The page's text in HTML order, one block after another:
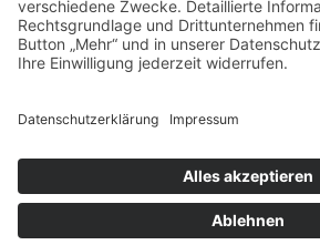
Landesvereinigung für
Mecklenburg-
Wismarsche Straße
0385 2007 386 0
DATENSCHUTZ
Diese Website benutzt Cookies. Wenn